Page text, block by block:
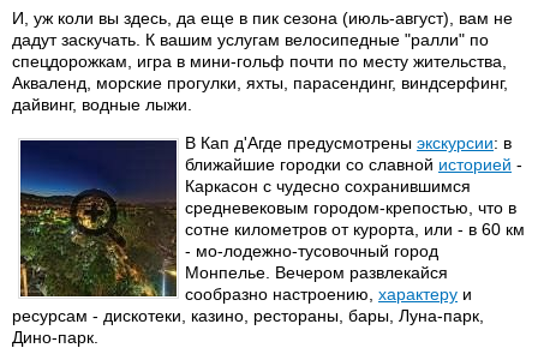
И, уж коли вы здесь, да еще в пик сезона (июль-август), вам не
дадут заскучать. К вашим услугам велосипедные "ралли" по
спецдорожкам, игра в мини-гольф почти по месту жительства,
Акваленд, морские прогулки, яхты, парасендинг, виндсерфинг,
дайвинг, водные лыжи.
В Кап д'Агде предусмотрены экскурсии: в
ближайшие городки со славной историей -
Каркасон с чудесно сохранившимся
средневековым городом-крепостью, что в
сотне километров от курорта, или - в 60 км
- мо-лодежно-тусовочный город
Монпелье. Вечером развлекайся
сообразно настроению, характеру и
ресурсам - дискотеки, казино, рестораны, бары, Луна-парк,
Дино-парк.